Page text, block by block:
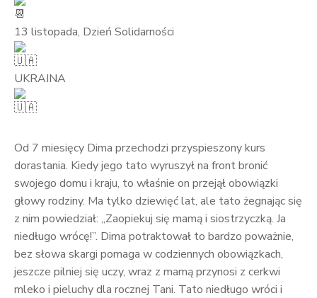
13 listopada, Dzień Solidarności
UKRAINA
Od 7 miesięcy Dima przechodzi przyspieszony kurs
dorastania. Kiedy jego tato wyruszył na front bronić
swojego domu i kraju, to właśnie on przejął obowiązki
głowy rodziny. Ma tylko dziewięć lat, ale tato żegnając się
z nim powiedział: „Zaopiekuj się mamą i siostrzyczką. Ja
niedługo wrócę!”. Dima potraktował to bardzo poważnie,
bez słowa skargi pomaga w codziennych obowiązkach,
jeszcze pilniej się uczy, wraz z mamą przynosi z cerkwi
mleko i pieluchy dla rocznej Tani. Tato niedługo wróci i